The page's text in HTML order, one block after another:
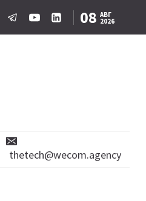
08 АВГ
2026
thetech@wecom.agency